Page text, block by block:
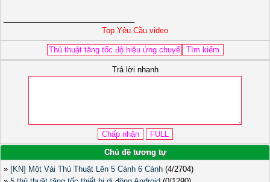
Top Yêu Cầu video
Trả lời nhanh
Chủ đề tương tự
» [KN] Một Vài Thủ Thuật Lên 5 Cánh 6 Cánh (4/2704)